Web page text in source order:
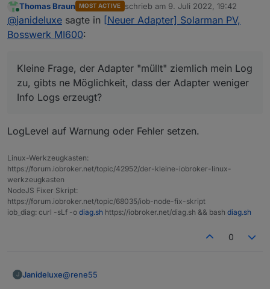
erstmal vielen Dank für den coolen Adapter. Unser
Bosswerk Wechselrichter läuft nun auch damit.
Kleine Frage, der Adapter "müllt" ziemlich mein Log
Online
Thomas Braun MOST ACTIVE schrieb am 9. Juli 2022, 19:42
zuletzt editiert von
@janideluxe sagte in [Neuer Adapter] Solarman PV,
Bosswerk MI600:
Kleine Frage, der Adapter "müllt" ziemlich mein Log
zu, gibts ne Möglichkeit, dass der Adapter weniger
Info Logs erzeugt?
LogLevel auf Warnung oder Fehler setzen.
Linux-Werkzeugkasten:
https://forum.iobroker.net/topic/42952/der-kleine-iobroker-linux-
werkzeugkasten
NodeJS Fixer Skript:
https://forum.iobroker.net/topic/68035/iob-node-fix-skript
iob_diag: curl -sLf -o diag.sh https://iobroker.net/diag.sh && bash diag.sh
0
J Janideluxe@rene55